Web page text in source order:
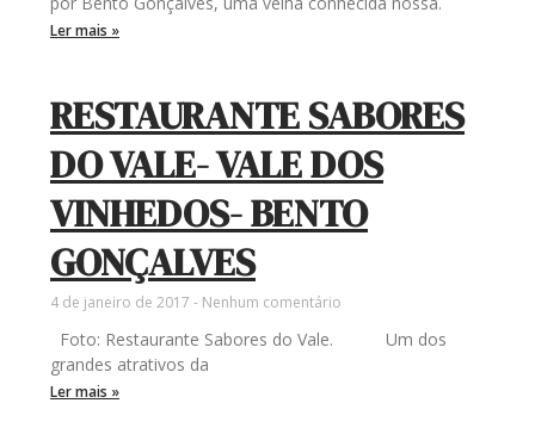
Ler mais »
RESTAURANTE SABORES
DO VALE- VALE DOS
VINHEDOS- BENTO
GONÇALVES
4 de janeiro de 2017 Nenhum comentário
Foto: Restaurante Sabores do Vale. Um dos
grandes atrativos da
Ler mais »